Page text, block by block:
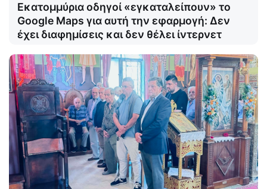
Εκατομμύρια οδηγοί «εγκαταλείπουν» το
Google Maps για αυτή την εφαρμογή: Δεν
έχει διαφημίσεις και δεν θέλει ίντερνετ